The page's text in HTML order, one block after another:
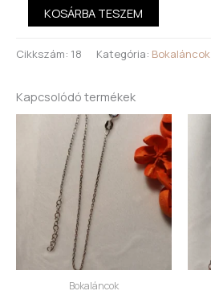
KOSÁRBA TESZEM
Cikkszám: 18 Kategória: Bokaláncok
Kapcsolódó termékek
Bokaláncok